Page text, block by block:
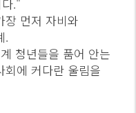
."
장 먼저 자비와
.
청년들을 품어 안는
회에 커다란 울림을